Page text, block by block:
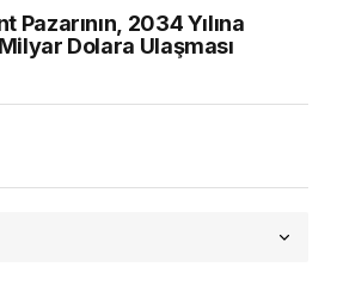
Pazarının, 2034 Yılına
Dolara Ulaşması